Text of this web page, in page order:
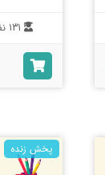
131 نفر
پخش زنده